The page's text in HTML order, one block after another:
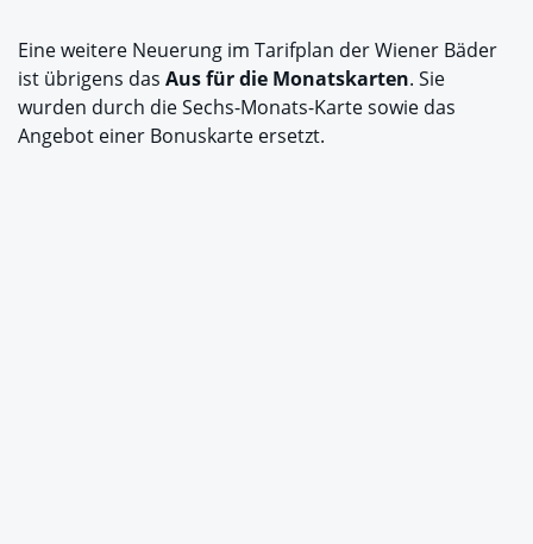
Eine weitere Neuerung im Tarifplan der Wiener Bäder
ist übrigens das Aus für die Monatskarten. Sie
wurden durch die Sechs-Monats-Karte sowie das
Angebot einer Bonuskarte ersetzt.